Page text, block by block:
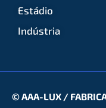
Estádio
Indústria
© AAA-LUX /